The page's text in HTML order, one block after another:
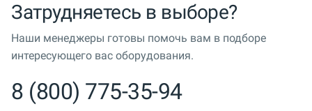
Затрудняетесь в выборе?
Наши менеджеры готовы помочь вам в подборе
интересующего вас оборудования.
8 (800) 775-35-94